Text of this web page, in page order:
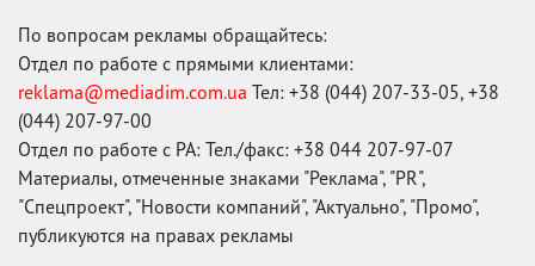
По вопросам рекламы обращайтесь:
Отдел по работе с прямыми клиентами:
reklama@mediadim.com.ua Тел: +38 (044) 207-33-05, +38
(044) 207-97-00
Отдел по работе с РА: Тел./факс: +38 044 207-97-07
Материалы, отмеченные знаками "Реклама", "PR",
"Спецпроект", "Новости компаний", "Актуально", "Промо",
публикуются на правах рекламы